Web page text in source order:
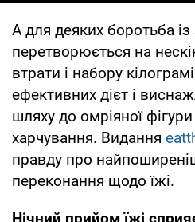
А для деяких боротьба
перетворюється на
втрати і набору
ефективних дієт і
шляху до омріяної
харчування. Видання
правду про
переконання щодо їжі.
Нічний прийом їжі